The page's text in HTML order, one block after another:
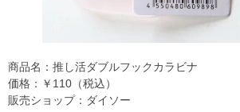
商品名：推し活ダブルフックカラビナ
価格：￥110（税込）
販売ショップ：ダイソー